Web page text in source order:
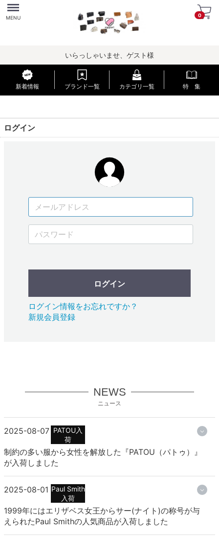
Menu
MENU 0
いらっしゃいませ、ゲスト様
新着情報 ブランド一覧 カテゴリ一覧 特 集
ログイン
ログイン
ログイン情報をお忘れですか？
新規会員登録
NEWS
ニュース
2025-08-07 PATOU入
荷
制約の多い服から女性を解放した『PATOU（パトゥ）』
が入荷しました
2025-08-01 Paul Smith
入荷
1999年にはエリザベス女王からサー(ナイト)の称号が与
えられたPaul Smithの人気商品が入荷しました